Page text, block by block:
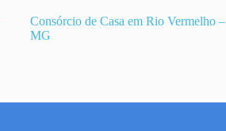
Consórcio de Casa em Rio Vermelho –
MG